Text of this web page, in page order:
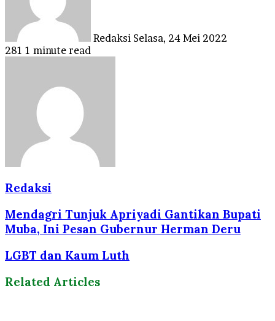
Redaksi Selasa, 24 Mei 2022
281 1 minute read
Redaksi
Mendagri Tunjuk Apriyadi Gantikan Bupati
Muba, Ini Pesan Gubernur Herman Deru
LGBT dan Kaum Luth
Related Articles